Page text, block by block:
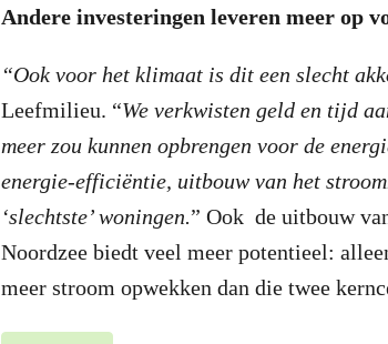
Andere investeringen leveren meer op
“Ook voor het klimaat is dit een slecht
Leefmilieu. “We verkwisten geld en tijd
meer zou kunnen opbrengen voor de
energie-efficiëntie, uitbouw van het
‘slechtste’ woningen.” Ook de uitbouw
Noordzee biedt veel meer potentieel:
meer stroom opwekken dan die twee